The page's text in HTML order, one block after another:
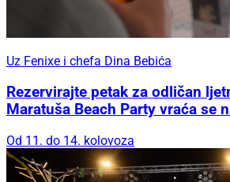
Uz Fenixe i chefa Dina Bebića
Rezervirajte petak za odličan
Maratuša Beach Party vraća se
Od 11. do 14. kolovoza